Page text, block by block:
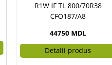
R1W IF TL 800/70R38
CFO187/A8
44750 MDL
Detalii produs